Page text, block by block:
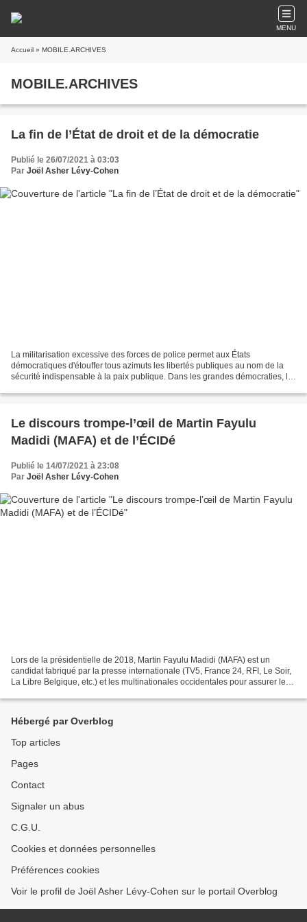
MENU
Accueil » MOBILE.ARCHIVES
MOBILE.ARCHIVES
La fin de l’État de droit et de la démocratie
Publié le 26/07/2021 à 03:03
Par Joël Asher Lévy-Cohen
La militarisation excessive des forces de police permet aux États
démocratiques d'étouffer tous azimuts les libertés publiques au nom de la
sécurité indispensable à la paix publique. Dans les grandes démocraties, le
Le discours trompe-l’œil de Martin Fayulu
Madidi (MAFA) et de l’ÉCIDé
Publié le 14/07/2021 à 23:08
Par Joël Asher Lévy-Cohen
Lors de la présidentielle de 2018, Martin Fayulu Madidi (MAFA) est un
candidat fabriqué par la presse internationale (TV5, France 24, RFI, Le Soir,
La Libre Belgique, etc.) et les multinationales occidentales pour assurer le
Hébergé par Overblog
Top articles
Pages
Contact
Signaler un abus
C.G.U.
Cookies et données personnelles
Préférences cookies
Voir le profil de Joël Asher Lévy-Cohen sur le portail Overblog